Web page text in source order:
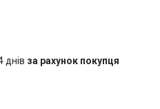
днів за рахунок покупця